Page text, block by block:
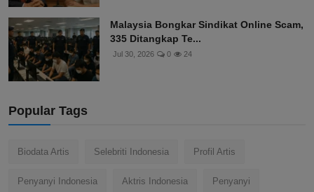
Malaysia Bongkar Sindikat Online Scam,
335 Ditangkap Te...
Jul 30, 2026 0 24
Popular Tags
Biodata Artis Selebriti Indonesia Profil Artis
Penyanyi Indonesia Aktris Indonesia Penyanyi